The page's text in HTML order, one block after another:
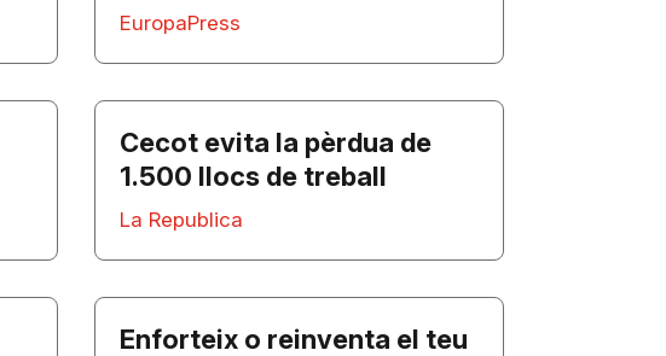
EuropaPress
Cecot evita la pèrdua de
1.500 llocs de treball
La Republica
Enforteix o reinventa el teu